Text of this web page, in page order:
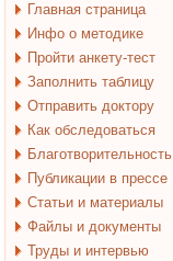
Главная страница
Инфо о методике
Пройти анкету-тест
Заполнить таблицу
Отправить доктору
Как обследоваться
Благотворительность
Публикации в прессе
Статьи и материалы
Файлы и документы
Труды и интервью